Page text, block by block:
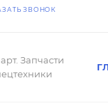
ЗВОНОК
Запчасти